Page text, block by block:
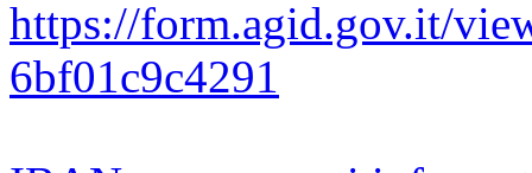
https://form.agid.gov.it/
6bf01c9c4291